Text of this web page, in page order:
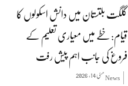
گلگت بلتستان میں دانش اسکولوں کا
قیام: خطے میں معیاری تعلیم کے
فروغ کی جانب اہم پیش رفت
Newsمئی 14, 2026